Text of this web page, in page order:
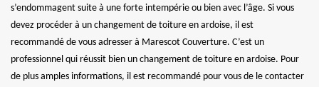
s’endommagent suite à une forte intempérie ou bien avec l’âge. Si vous
devez procéder à un changement de toiture en ardoise, il est
recommandé de vous adresser à Marescot Couverture. C’est un
professionnel qui réussit bien un changement de toiture en ardoise. Pour
de plus amples informations, il est recommandé pour vous de le contacter